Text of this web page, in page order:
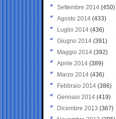
Settembre 2014 (450)
Agosto 2014 (433)
Luglio 2014 (436)
Giugno 2014 (391)
Maggio 2014 (392)
Aprile 2014 (389)
Marzo 2014 (436)
Febbraio 2014 (386)
Gennaio 2014 (419)
Dicembre 2013 (367)